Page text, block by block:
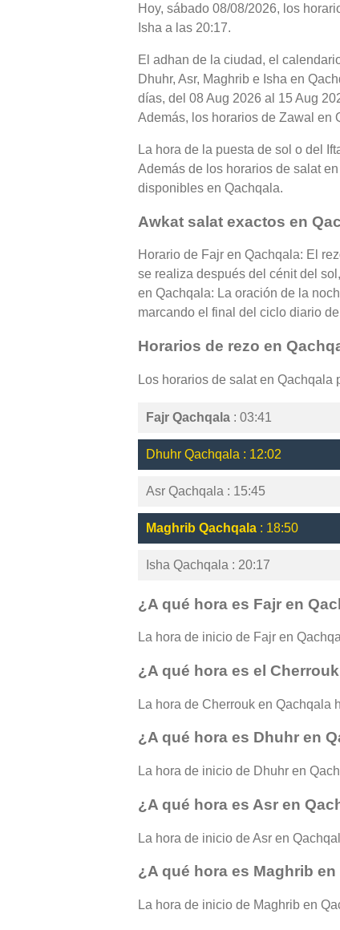
Hoy, sábado 08/08/2026, los
Isha a las 20:17.
El adhan de la ciudad, el
Dhuhr, Asr, Maghrib e Isha en
días, del 08 Aug 2026 al 15 Aug
Además, los horarios de Zawal en
La hora de la puesta de sol o del
Además de los horarios de salat
disponibles en Qachqala.
Awkat salat exactos en
Horario de Fajr en Qachqala: El
se realiza después del cénit del
en Qachqala: La oración de la
marcando el final del ciclo diario
Horarios de rezo en
Los horarios de salat en Qachqala
Fajr Qachqala : 03:41
Dhuhr Qachqala : 12:02
Asr Qachqala : 15:45
Maghrib Qachqala : 18:50
Isha Qachqala : 20:17
¿A qué hora es Fajr en
La hora de inicio de Fajr en
¿A qué hora es el
La hora de Cherrouk en Qachqala
¿A qué hora es Dhuhr en
La hora de inicio de Dhuhr en
¿A qué hora es Asr en
La hora de inicio de Asr en
¿A qué hora es Maghrib
La hora de inicio de Maghrib en